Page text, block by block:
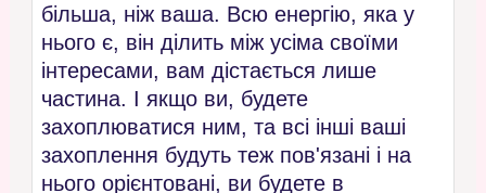
більша, ніж ваша. Всю енергію, яка у
нього є, він ділить між усіма своїми
інтересами, вам дістається лише
частина. І якщо ви, будете
захоплюватися ним, та всі інші ваші
захоплення будуть теж пов'язані і на
нього орієнтовані, ви будете в